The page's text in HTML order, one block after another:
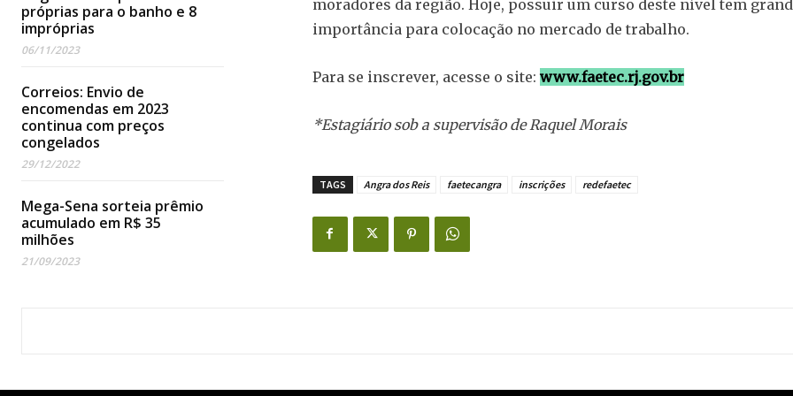
próprias para o banho e 8
impróprias
06/11/2023
Correios: Envio de
encomendas em 2023
continua com preços
congelados
29/12/2022
Mega-Sena sorteia prêmio
acumulado em R$ 35
milhões
21/09/2023
moradores da região. Hoje, possuir um curso deste nível tem
importância para colocação no mercado de trabalho.
Para se inscrever, acesse o site: www.faetec.rj.gov.br
*Estagiário sob a supervisão de Raquel Morais
TAGS Angra dos Reis faetecangra inscrições redefaetec